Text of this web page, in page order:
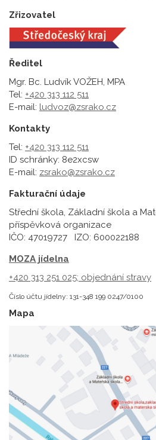
Zřizovatel
Ředitel
Mgr. Bc. Ludvík VOŽEH, MPA
Tel: +420 313 112 511
E-mail: ludvoz@zsrako.cz
Kontakty
Tel: +420 313 112 511
ID schránky: 8e2xcsw
E-mail: zsrako@zsrako.cz
Fakturační údaje
Střední škola, Základní škola a
příspěvková organizace
IČO: 47019727 IZO: 600022188
MOZA jídelna
+420 313 251 025; objednání stravy
Číslo účtu jídelny: 131-348 199 0247/0100
Mapa